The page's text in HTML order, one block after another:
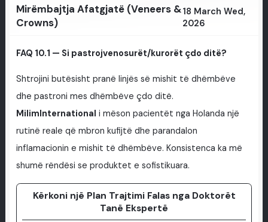
Mirëmbajtja Afatgjatë (Veneers &
Crowns)
18 March Wed,
2026
FAQ 10.1 — Si pastrojvenosurët/kurorët çdo ditë?
Shtrojini butësisht pranë linjës së mishit të dhëmbëve
dhe pastroni mes dhëmbëve çdo ditë.
MilimInternational i mëson pacientët nga Holanda një
rutinë reale që mbron kufijtë dhe parandalon
inflamacionin e mishit të dhëmbëve. Konsistenca ka më
shumë rëndësi se produktet e sofistikuara.
Kërkoni një Plan Trajtimi Falas nga Doktorët
Tanë Ekspertë